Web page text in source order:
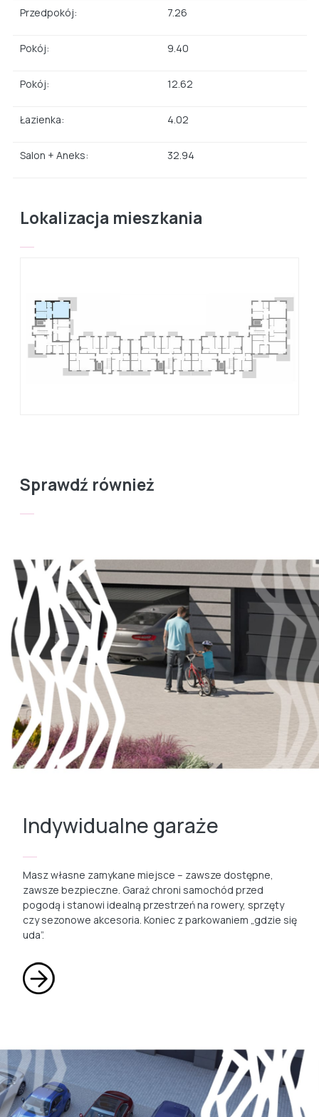
Przedpokój: 7.26
Pokój: 9.40
Pokój: 12.62
Łazienka: 4.02
Salon + Aneks: 32.94
Lokalizacja mieszkania
Sprawdź również
Indywidualne garaże
Masz własne zamykane miejsce – zawsze dostępne,
zawsze bezpieczne. Garaż chroni samochód przed
pogodą i stanowi idealną przestrzeń na rowery, sprzęty
czy sezonowe akcesoria. Koniec z parkowaniem „gdzie się
uda”.